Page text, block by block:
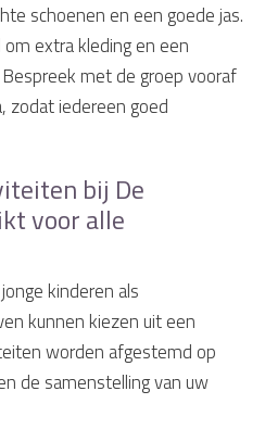
schoenen en een goede jas.
extra kleding en een
met de groep vooraf
zodat iedereen goed
bij De
voor alle
kinderen als
kunnen kiezen uit een
worden afgestemd op
de samenstelling van uw